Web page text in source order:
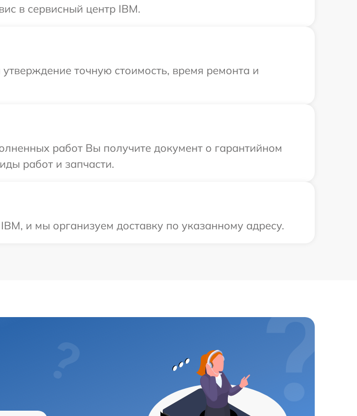
в сервисный центр IBM.
точную стоимость, время ремонта и
работ Вы получите документ о гарантийном
работ и запчасти.
и мы организуем доставку по указанному адресу.